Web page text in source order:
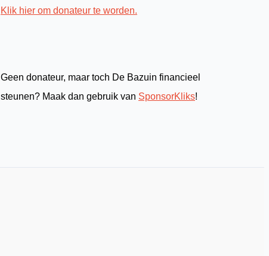
Klik hier om donateur te worden.
Geen donateur, maar toch De Bazuin financieel
steunen? Maak dan gebruik van SponsorKliks!